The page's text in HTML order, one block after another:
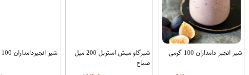
شیر انجیر دامداران 100 گرمی
شیرگاو میش استریل 200 میل
صباح
شیر انجیردامداران 100 گرمی